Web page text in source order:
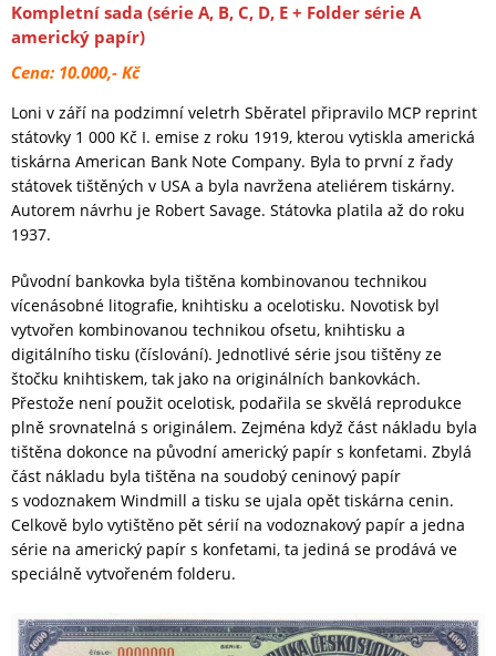
Kompletní sada (série A, B, C, D, E + Folder série A
americký papír)
Cena: 10.000,- Kč
Loni v září na podzimní veletrh Sběratel připravilo MCP reprint
státovky 1 000 Kč I. emise z roku 1919, kterou vytiskla americká
tiskárna American Bank Note Company. Byla to první z řady
státovek tištěných v USA a byla navržena ateliérem tiskárny.
Autorem návrhu je Robert Savage. Státovka platila až do roku
1937.
Původní bankovka byla tištěna kombinovanou technikou
vícenásobné litografie, knihtisku a ocelotisku. Novotisk byl
vytvořen kombinovanou technikou ofsetu, knihtisku a
digitálního tisku (číslování). Jednotlivé série jsou tištěny ze
štočku knihtiskem, tak jako na originálních bankovkách.
Přestože není použit ocelotisk, podařila se skvělá reprodukce
plně srovnatelná s originálem. Zejména když část nákladu byla
tištěna dokonce na původní americký papír s konfetami. Zbylá
část nákladu byla tištěna na soudobý ceninový papír
s vodoznakem Windmill a tisku se ujala opět tiskárna cenin.
Celkově bylo vytištěno pět sérií na vodoznakový papír a jedna
série na americký papír s konfetami, ta jediná se prodává ve
speciálně vytvořeném folderu.